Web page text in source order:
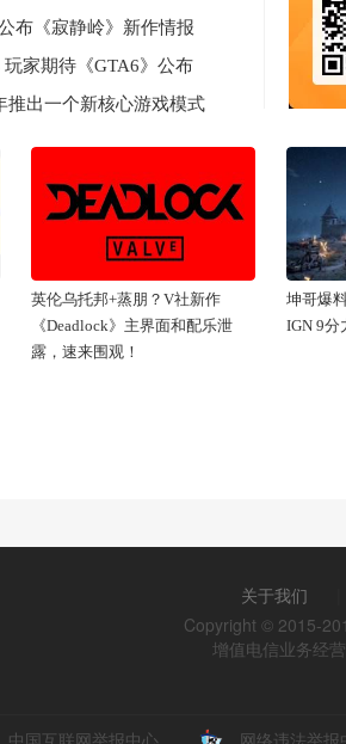
布《寂静岭》新作情报
玩家期待《GTA6》公布
推出一个新核心游戏模式
英伦乌托邦+蒸朋？V社新作
《Deadlock》主界面和配乐泄
露，速来围观！
坤哥爆
IGN 9分
关于我们
Copyright © 2015-
增值电信业务经
中国互联网举报中心 网络违法举报